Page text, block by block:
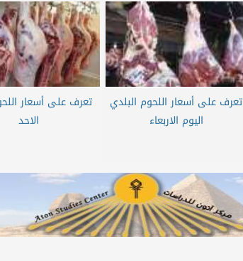
تعرف على أسعار اللحوم البلدي
اليوم الاربعاء
تعرف على أسعار
الاحد